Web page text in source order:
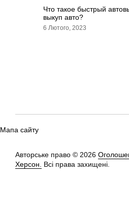
Что такое быстрый
выкуп авто?
6 Лютого, 2023
Мапа сайту
Авторське право © 2026
Херсон.
Всі права захищені.